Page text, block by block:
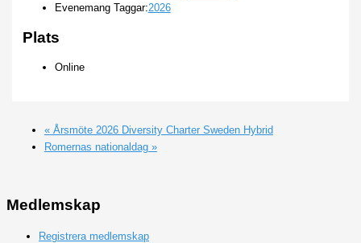
Evenemang Taggar:2026
Plats
Online
«Årsmöte 2026 Diversity Charter Sweden Hybrid
Romernas nationaldag »
Medlemskap
Registrera medlemskap